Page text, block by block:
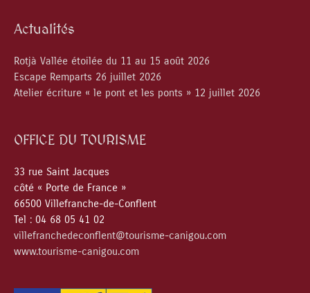
Actualités
Rotjà Vallée étoilée du 11 au 15 août 2026
Escape Remparts 26 juillet 2026
Atelier écriture « le pont et les ponts » 12 juillet 2026
OFFICE DU TOURISME
33 rue Saint Jacques
côté « Porte de France »
66500 Villefranche-de-Conflent
Tel : 04 68 05 41 02
villefranchedeconflent@tourisme-canigou.com
www.tourisme-canigou.com